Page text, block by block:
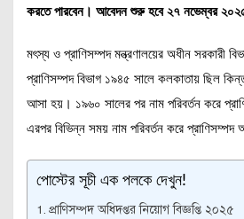
করতে পারবেন। আবেদন শুরু হবে ২৭ নভেম্বর
মৎস্য ও প্রাণিসম্পদ মন্ত্রণালয়ের অধীন সরকারী
প্রাণিসম্পদ বিভাগ ১৯৪৫ সালে কলকাতায় ছিল
আসা হয়। ১৯৬০ সালের পর নাম পরিবর্তন করে
এরপর বিভিন্ন সময় নাম পরিবর্তন করে
পোস্টের সূচী এক পলকে দেখুন!
প্রাণিসম্পদ অধিদপ্তর নিয়োগ বিজ্ঞপ্তি ২০২৫